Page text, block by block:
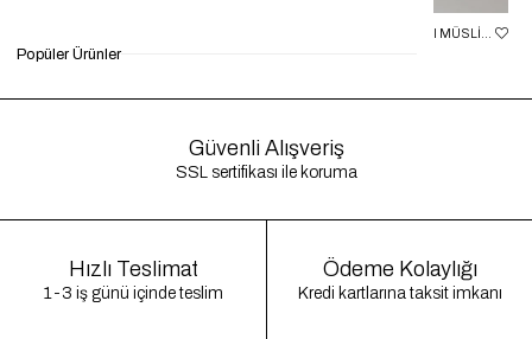
₺249,90
₺999,90
Güvenli Alışveriş
SSL sertifikası ile koruma
Hızlı Teslimat
1-3 iş günü içinde teslim
Ödeme Kolaylığı
Kredi kartlarına taksit imkanı
Popüler Ürünler